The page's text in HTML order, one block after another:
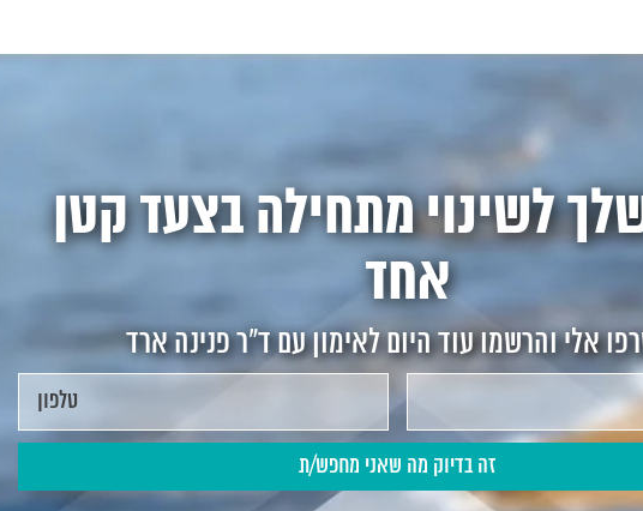
לשינוי מתחילה בצעד קטן
אחד
אלי והרשמו עוד היום לאימון עם ד"ר פנינה ארד